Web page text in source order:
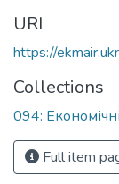
URI
https://
Collections
094:
Full item